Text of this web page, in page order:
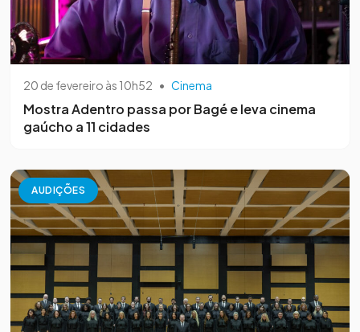
20 de fevereiro às 10h52 • Cinema
Mostra Adentro passa por Bagé e leva cinema
gaúcho a 11 cidades
AUDIÇÕES